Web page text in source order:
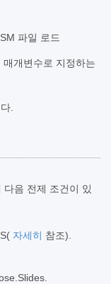
파일 로드
개변수로 지정하는
.
음 전제 조건이 있
자세히 참조).